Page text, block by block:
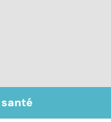
: comment